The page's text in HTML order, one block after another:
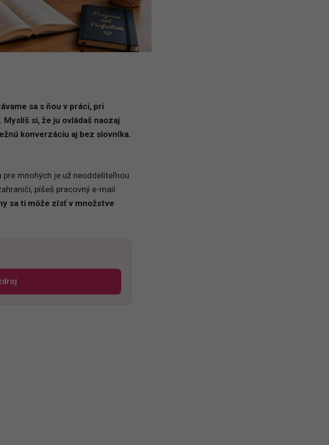
sa s ňou v práci, pri
si, že ju ovládaš naozaj
konverzáciu aj bez slovníka.
pre mnohých je už neoddeliteľnou
píšeš pracovný e-mail
sa ti môže zísť v množstve
sa otvorí v novom okne